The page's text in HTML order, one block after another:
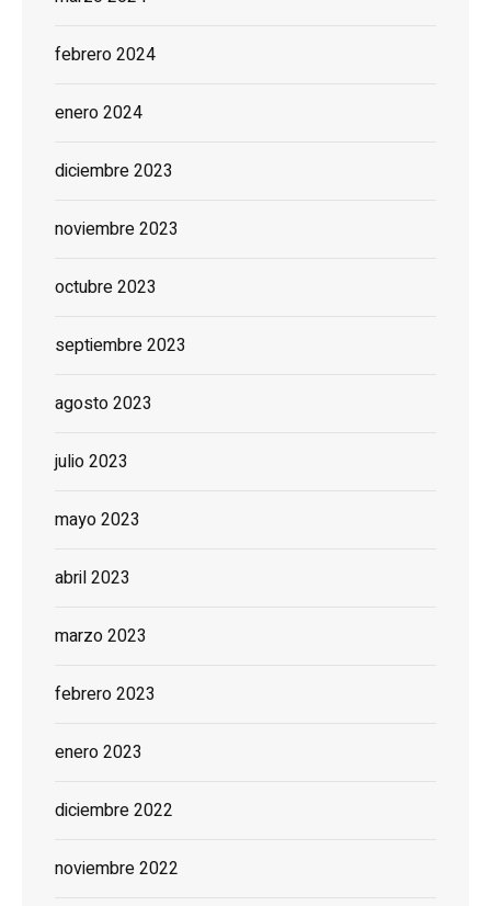
febrero 2024
enero 2024
diciembre 2023
noviembre 2023
octubre 2023
septiembre 2023
agosto 2023
julio 2023
mayo 2023
abril 2023
marzo 2023
febrero 2023
enero 2023
diciembre 2022
noviembre 2022